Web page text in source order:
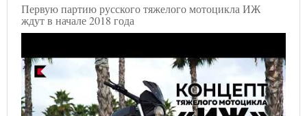
Первую партию русского тяжелого мотоцикла ИЖ
ждут в начале 2018 года